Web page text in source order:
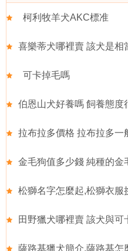
柯利牧羊犬AKC標准
喜樂蒂犬哪裡賣 該犬是相
可卡掉毛嗎
伯恩山犬好養嗎 飼養態度
拉布拉多價格 拉布拉多一
金毛狗值多少錢 純種的金
松獅名字怎麼起,松獅衣服
田野獵犬哪裡賣 該犬與可
薩路基獵犬簡介,薩路基怎